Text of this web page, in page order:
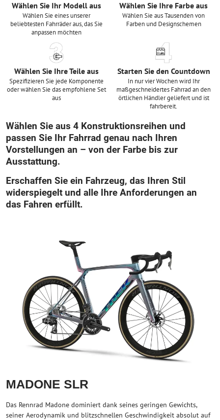
Wählen Sie Ihr Modell aus
Wählen Sie eines unserer
beliebtesten Fahrräder aus, das Sie
anpassen möchten
Wählen Sie Ihre Farbe aus
Wählen Sie aus Tausenden von
Farben und Designschemen
Wählen Sie Ihre Teile aus
Spezifizieren Sie jede Komponente
oder wählen Sie das empfohlene Set
aus
Starten Sie den Countdown
In nur vier Wochen wird Ihr
maßgeschneidertes Fahrrad an den
örtlichen Händler geliefert und ist
fahrbereit.
Wählen Sie aus 4 Konstruktionsreihen und
passen Sie Ihr Fahrrad genau nach Ihren
Vorstellungen an – von der Farbe bis zur
Ausstattung.
Erschaffen Sie ein Fahrzeug, das Ihren Stil
widerspiegelt und alle Ihre Anforderungen an
das Fahren erfüllt.
MADONE SLR
Das Rennrad Madone dominiert dank seines geringen Gewichts,
seiner Aerodynamik und blitzschnellen Geschwindigkeit absolut auf